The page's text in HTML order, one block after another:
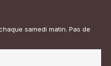
samedi matin. Pas de